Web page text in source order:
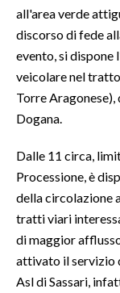
all'area verde
discorso di fede
evento, si dispone
veicolare nel
Torre Aragonese),
Dogana.
Dalle 11 circa,
Processione, è
della circolazione
tratti viari
di maggior
attivato il servizio
Asl di Sassari,